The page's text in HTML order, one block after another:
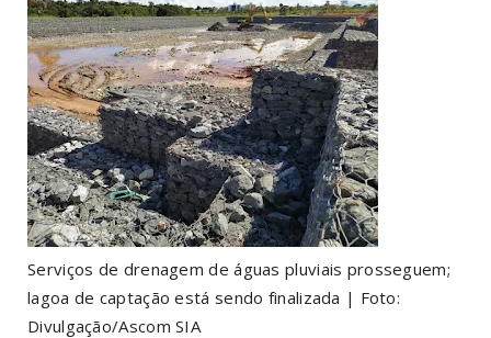
Serviços de drenagem de águas pluviais prosseguem;
lagoa de captação está sendo finalizada | Foto:
Divulgação/Ascom SIA